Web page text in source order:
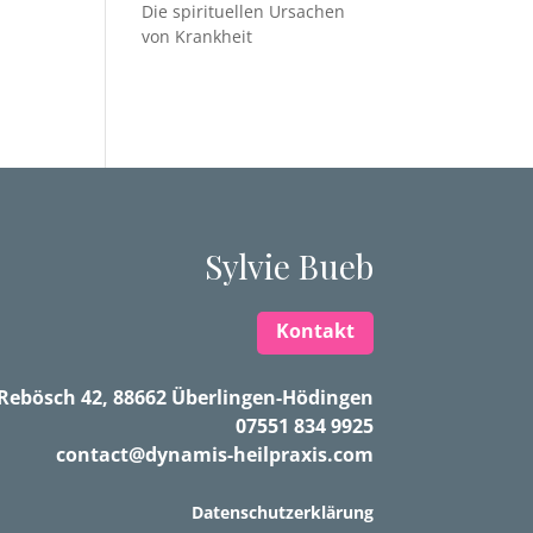
Die spirituellen Ursachen
von Krankheit
Sylvie Bueb
Kontakt
42, 88662 Überlingen-Hödingen
07551 834 9925
contact@dynamis-heilpraxis.com
Datenschutzerklärung